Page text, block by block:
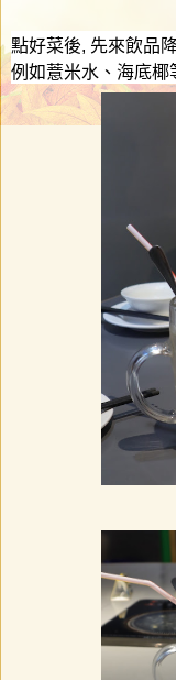
點好菜後, 先來飲品
例如薏米水、海底椰